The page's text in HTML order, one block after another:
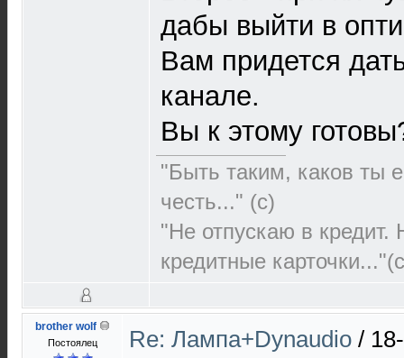
дабы выйти в
Вам придется
канале.
Вы к этому
"Быть таким, каков ты
честь..." (c)
"Не отпускаю в
кредитные
brother wolf
Постоялец Re: Лампа+Dynaudio /